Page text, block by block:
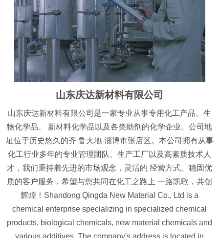
山东庆达新材料有限公司
山东庆达新材料有限公司是一家专业从事专用化工产品、生
物化学品、 新材料化学品以及各类助剂的化学企业。公司地
址位于历史悠久的齐 鲁大地-淄博市张店区。本公司拥有从事
化工行业多年的专业管理团队、生产工厂以及高素质技术人
才，我们秉持着先进的市场观念，灵活的 经营方式、稳固优
质的客户服务，希望与您共同在化工之路上 一路凯歌，共创
辉煌！Shandong Qingda New Material Co., Ltd is a
chemical enterprise specializing in specialized chemical
products, biological chemicals, new material chemicals and